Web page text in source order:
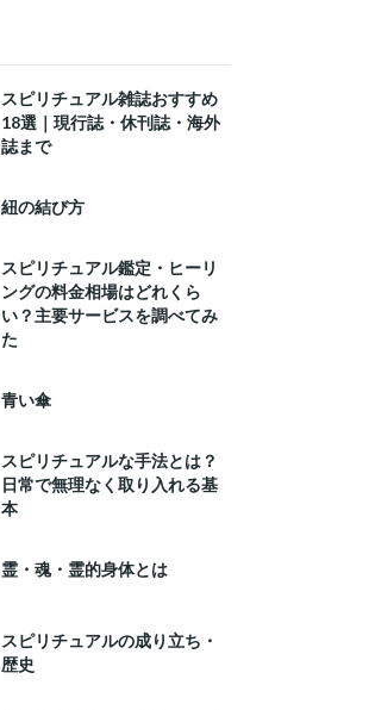
スピリチュアル雑誌おすすめ
18選｜現行誌・休刊誌・海外
誌まで
紐の結び方
スピリチュアル鑑定・ヒーリ
ングの料金相場はどれくら
い？主要サービスを調べてみ
た
青い傘
スピリチュアルな手法とは？
日常で無理なく取り入れる基
本
霊・魂・霊的身体とは
スピリチュアルの成り立ち・
歴史